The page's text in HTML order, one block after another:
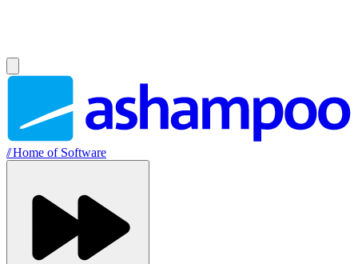
//Home of Software